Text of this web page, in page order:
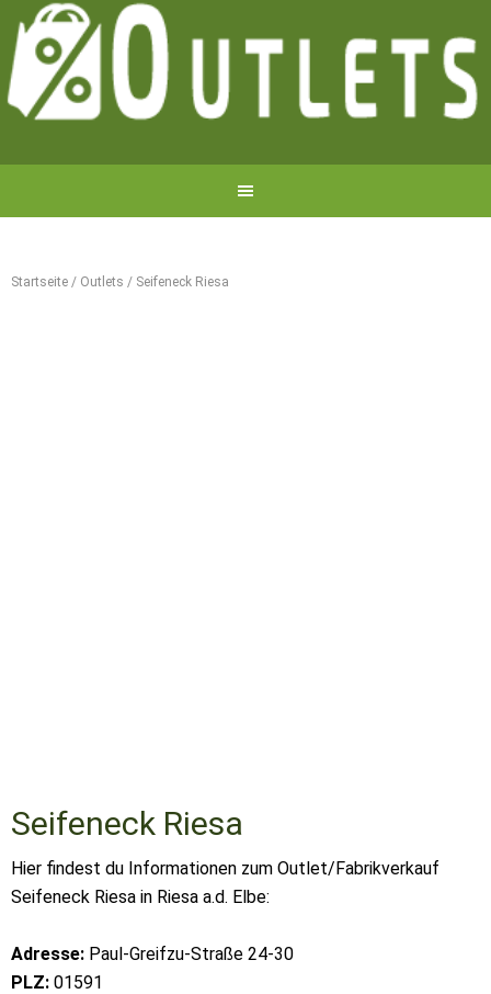
Startseite / Outlets / Seifeneck Riesa
Seifeneck Riesa
Hier findest du Informationen zum Outlet/Fabrikverkauf
Seifeneck Riesa in Riesa a.d. Elbe:
Adresse: Paul-Greifzu-Straße 24-30
PLZ: 01591